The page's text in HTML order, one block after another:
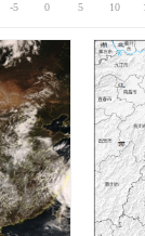
-5 0 5 10